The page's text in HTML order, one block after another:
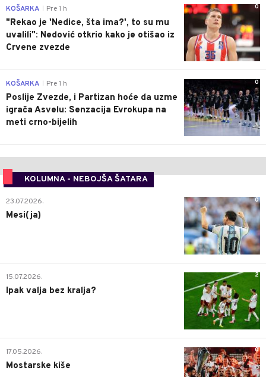
0
KOŠARKA Pre 1 h
"Rekao je 'Nedice, šta ima?', to su mu
uvalili": Nedović otkrio kako je otišao iz
Crvene zvezde
0
KOŠARKA Pre 1 h
Poslije Zvezde, i Partizan hoće da uzme
igrača Asvelu: Senzacija Evrokupa na
meti crno-bijelih
KOLUMNA - NEBOJŠA ŠATARA
0
23.07.2026.
Mesi(ja)
2
15.07.2026.
Ipak valja bez kralja?
0
17.05.2026.
Mostarske kiše